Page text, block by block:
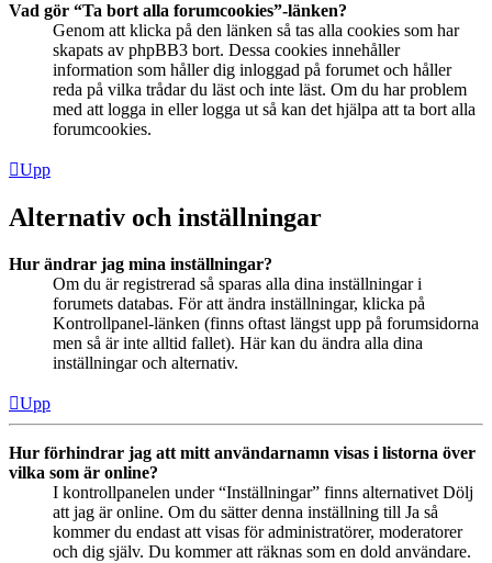
Vad gör “Ta bort alla forumcookies”-länken?
Genom att klicka på den länken så tas alla cookies som har
skapats av phpBB3 bort. Dessa cookies innehåller
information som håller dig inloggad på forumet och håller
reda på vilka trådar du läst och inte läst. Om du har problem
med att logga in eller logga ut så kan det hjälpa att ta bort alla
forumcookies.
Upp
Alternativ och inställningar
Hur ändrar jag mina inställningar?
Om du är registrerad så sparas alla dina inställningar i
forumets databas. För att ändra inställningar, klicka på
Kontrollpanel-länken (finns oftast längst upp på forumsidorna
men så är inte alltid fallet). Här kan du ändra alla dina
inställningar och alternativ.
Upp
Hur förhindrar jag att mitt användarnamn visas i listorna över
vilka som är online?
I kontrollpanelen under “Inställningar” finns alternativet Dölj
att jag är online. Om du sätter denna inställning till Ja så
kommer du endast att visas för administratörer, moderatorer
och dig själv. Du kommer att räknas som en dold användare.